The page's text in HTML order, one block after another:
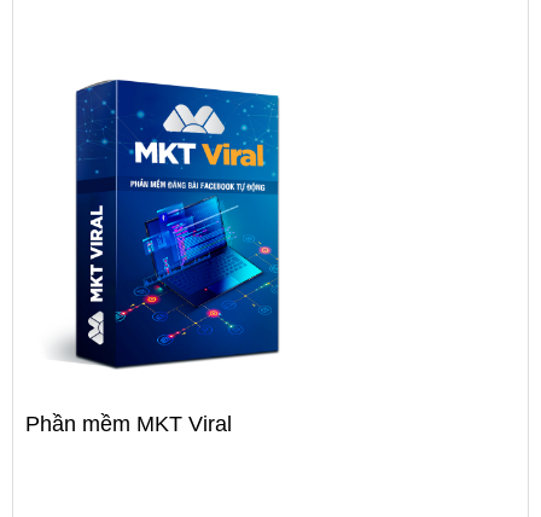
Phần mềm MKT Viral